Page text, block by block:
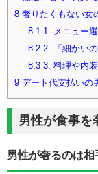
8 奢りたくもない女
8.11. メニュー
8.22. 「細かい
8.33. 料理や内
9 デート代支払いの
男性が食事を
男性が奢るのは相